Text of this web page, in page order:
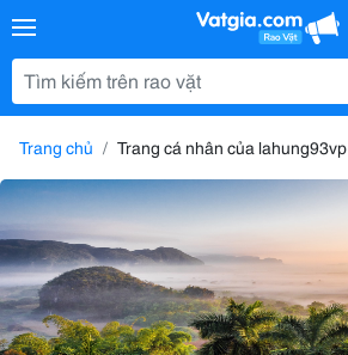
Trang chủ Trang cá nhân của lahung93vp